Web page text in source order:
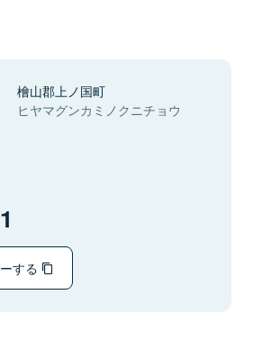
檜山郡上ノ国町
ヒヤマグンカミノクニチョウ
する